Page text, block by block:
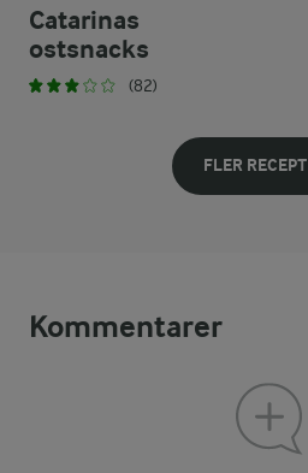
Catarinas
ostsnacks
(82)
FLER RECEPT
Kommentarer